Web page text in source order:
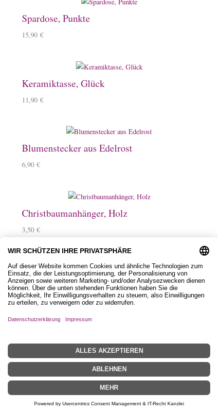
Spardose, Punkte
15,90 €
Keramiktasse, Glück
11,90 €
Blumenstecker aus Edelrost
6,90 €
Christbaumanhänger, Holz
3,50 €
Magnet aus Holz
2,50€–3,50€
Schlüsselanhänger, Holz mit Islandpferd
9,90€
Filztasche, Love mit Islandpferd